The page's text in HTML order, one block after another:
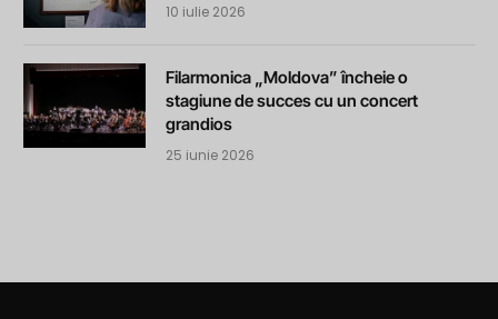
10 iulie 2026
Filarmonica „Moldova” încheie o
stagiune de succes cu un concert
grandios
25 iunie 2026